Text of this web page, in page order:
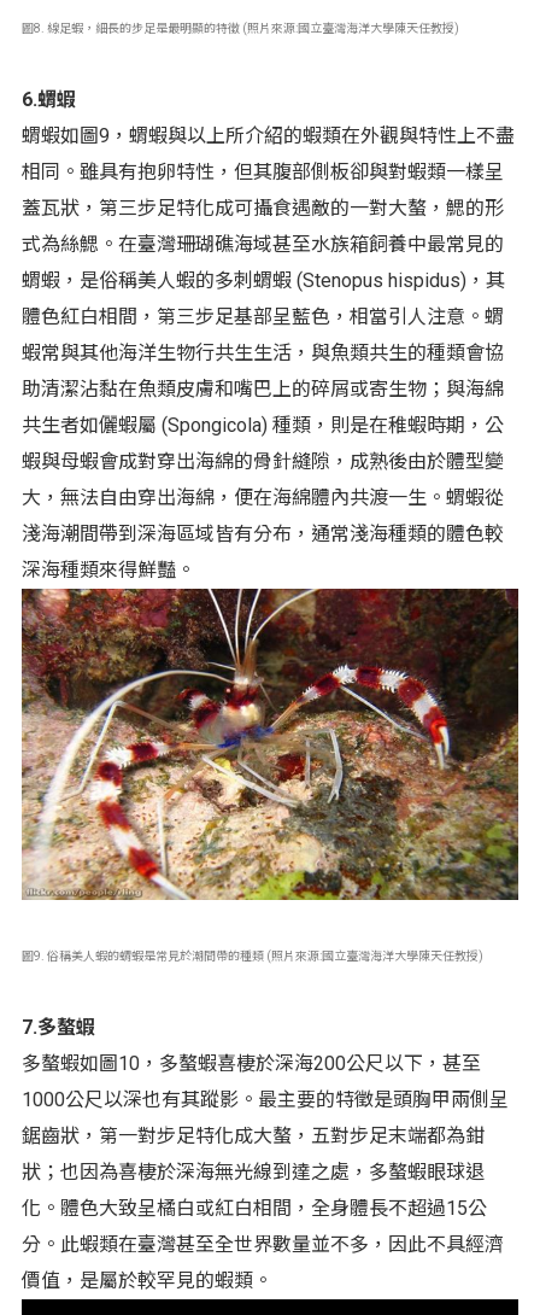
圖8. 線足蝦，細長的步足是最明顯的特徵 (照片來源:國立臺灣海洋大學陳天任教授)
6.蝟蝦
蝟蝦如圖9，蝟蝦與以上所介紹的蝦類在外觀與特性上不盡
相同。雖具有抱卵特性，但其腹部側板卻與對蝦類一樣呈
蓋瓦狀，第三步足特化成可攝食遇敵的一對大螯，鰓的形
式為絲鰓。在臺灣珊瑚礁海域甚至水族箱飼養中最常見的
蝟蝦，是俗稱美人蝦的多刺蝟蝦 (Stenopus hispidus)，其
體色紅白相間，第三步足基部呈藍色，相當引人注意。蝟
蝦常與其他海洋生物行共生生活，與魚類共生的種類會協
助清潔沾黏在魚類皮膚和嘴巴上的碎屑或寄生物；與海綿
共生者如儷蝦屬 (Spongicola) 種類，則是在稚蝦時期，公
蝦與母蝦會成對穿出海綿的骨針縫隙，成熟後由於體型變
大，無法自由穿出海綿，便在海綿體內共渡一生。蝟蝦從
淺海潮間帶到深海區域皆有分布，通常淺海種類的體色較
深海種類來得鮮豔。
圖9. 俗稱美人蝦的蝟蝦是常見於潮間帶的種類 (照片來源:國立臺灣海洋大學陳天任教授)
7.多螯蝦
多螯蝦如圖10，多螯蝦喜棲於深海200公尺以下，甚至
1000公尺以深也有其蹤影。最主要的特徵是頭胸甲兩側呈
鋸齒狀，第一對步足特化成大螯，五對步足末端都為鉗
狀；也因為喜棲於深海無光線到達之處，多螯蝦眼球退
化。體色大致呈橘白或紅白相間，全身體長不超過15公
分。此蝦類在臺灣甚至全世界數量並不多，因此不具經濟
價值，是屬於較罕見的蝦類。